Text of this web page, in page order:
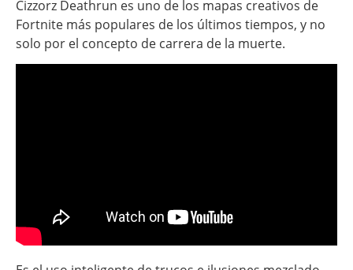
Cizzorz Deathrun es uno de los mapas creativos de
Fortnite más populares de los últimos tiempos, y no
solo por el concepto de carrera de la muerte.